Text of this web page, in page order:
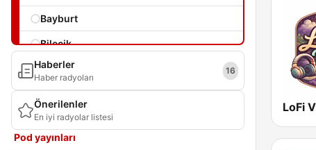
Bayburt
Bilecik
Bingöl
Bitlis
Bolu
Burdur
Haberler
Haber radyoları
16
Önerilenler
En iyi radyolar listesi
Pod yayınları
LoFi